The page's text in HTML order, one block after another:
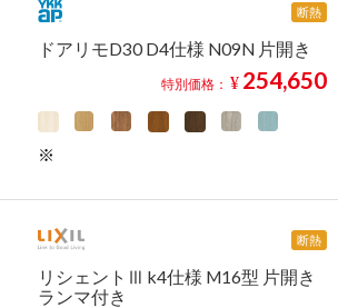
断熱
ドアリモD30 D4仕様 N09N 片開き
特別価格： ¥ 254,650
断熱
リシェントⅢ k4仕様 M16型 片開き
ランマ付き